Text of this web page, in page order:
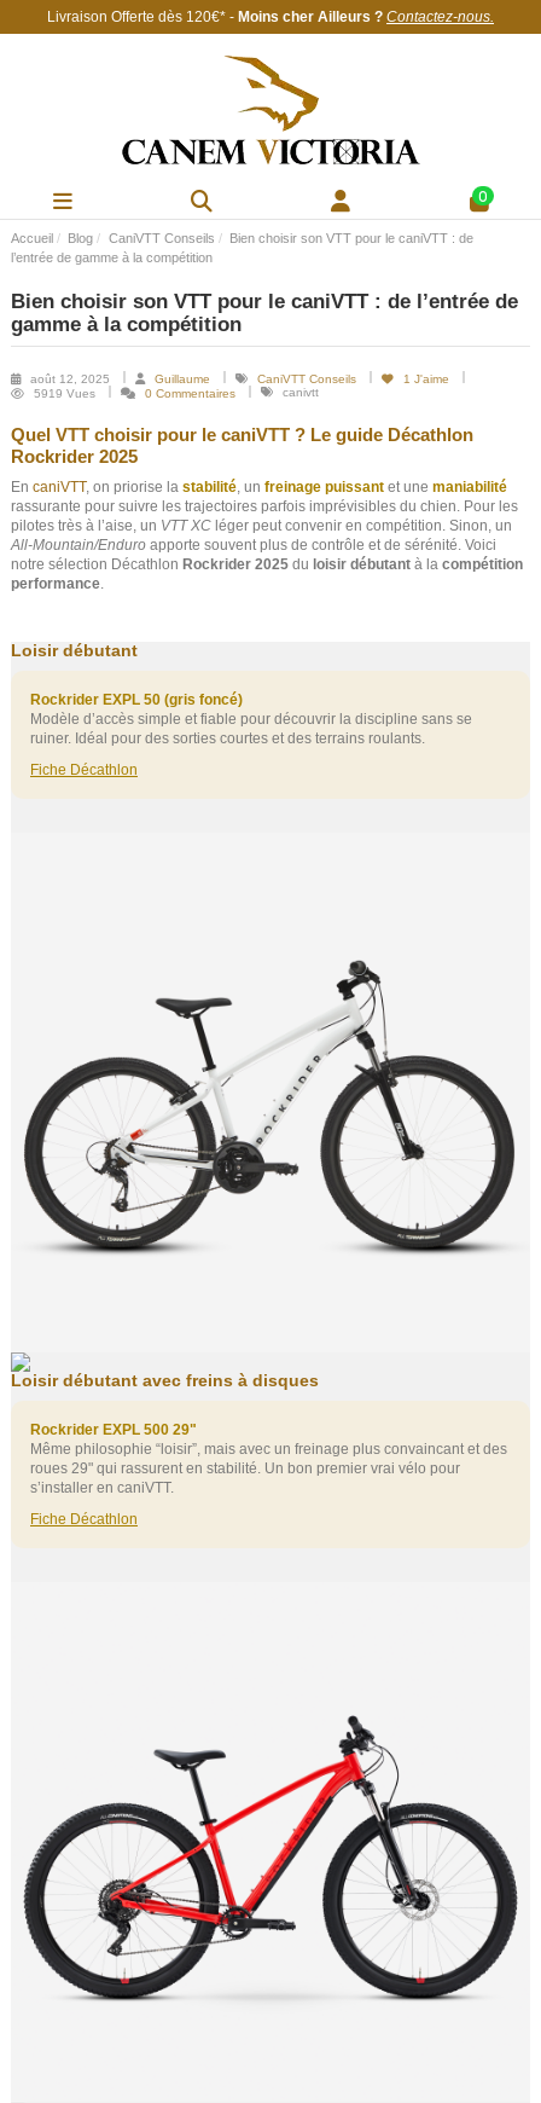
Livraison Offerte dès 120€* - Moins cher Ailleurs ? Contactez-nous.
0
Accueil Blog CaniVTT Conseils
Bien choisir son VTT pour le caniVTT : de
l’entrée de gamme à la compétition
Bien choisir son VTT pour le caniVTT : de l’entrée de
gamme à la compétition
août 12, 2025 Guillaume CaniVTT Conseils 1 J'aime
5919 Vues
0 Commentaires canivtt
Quel VTT choisir pour le caniVTT ? Le guide Décathlon
Rockrider 2025
En caniVTT, on priorise la stabilité, un freinage puissant et une maniabilité
rassurante pour suivre les trajectoires parfois imprévisibles du chien. Pour les
pilotes très à l’aise, un VTT XC léger peut convenir en compétition. Sinon, un
All‑Mountain/Enduro apporte souvent plus de contrôle et de sérénité. Voici
notre sélection Décathlon Rockrider 2025 du loisir débutant à la compétition
performance.
Loisir débutant
Rockrider EXPL 50 (gris foncé)
Modèle d’accès simple et fiable pour découvrir la discipline sans se
ruiner. Idéal pour des sorties courtes et des terrains roulants.
Fiche Décathlon
Loisir débutant avec freins à disques
Rockrider EXPL 500 29"
Même philosophie “loisir”, mais avec un freinage plus convaincant et des
roues 29" qui rassurent en stabilité. Un bon premier vrai vélo pour
s’installer en caniVTT.
Fiche Décathlon